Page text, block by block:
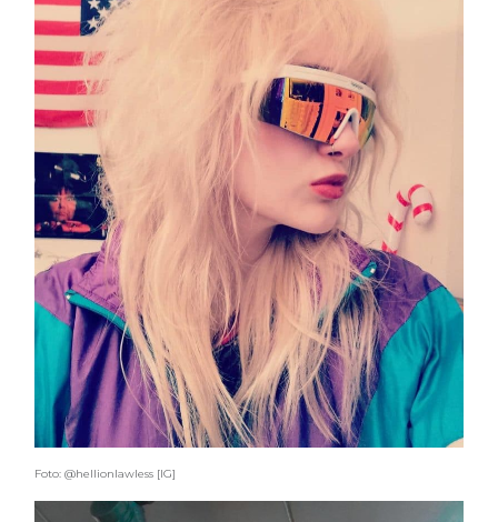
Foto: @hellionlawless [IG]